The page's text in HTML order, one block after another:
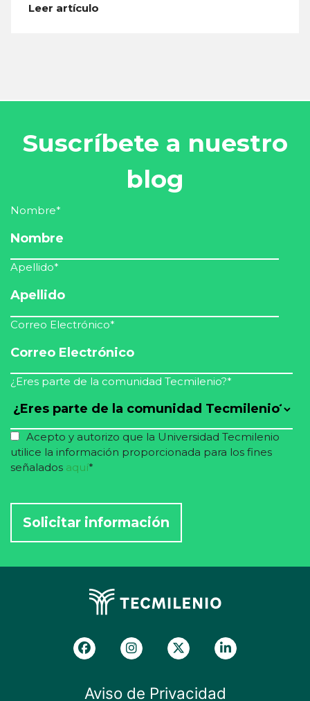
Leer artículo
Suscríbete a nuestro
blog
Nombre*
Apellido*
Correo Electrónico*
¿Eres parte de la comunidad Tecmilenio?*
Acepto y autorizo que la Universidad Tecmilenio
utilice la información proporcionada para los fines
señalados aquí*
Aviso de Privacidad